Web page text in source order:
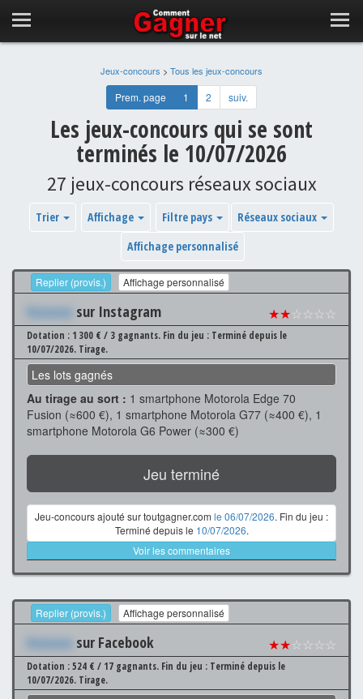
Jeux-concours > Tous les jeux-concours
Prem. page 1 2 suiv.
Les jeux-concours qui se sont
terminés le 10/07/2026
27 jeux-concours réseaux sociaux
Trier Affichage Filtre pays
Réseaux sociaux
Affichage personnalisé
Replier (provis.) Affichage personnalisé
Xxxxxxx sur Instagram ★★☆☆☆☆
Dotation : 1 300 € / 3 gagnants. Fin du jeu : Terminé depuis le
10/07/2026. Tirage.
Les lots gagnés
Au tirage au sort : 1 smartphone Motorola Edge 70
Fusion (≈600 €), 1 smartphone Motorola G77 (≈400 €), 1
smartphone Motorola G6 Power (≈300 €)
Jeu terminé
Jeu-concours ajouté sur toutgagner.com le 06/07/2026. Fin du jeu :
Terminé depuis le 10/07/2026.
Voir les commentaires
Replier (provis.) Affichage personnalisé
Xxxxxxx sur Facebook ★★☆☆☆☆
Dotation : 524 € / 17 gagnants. Fin du jeu : Terminé depuis le
10/07/2026. Tirage.